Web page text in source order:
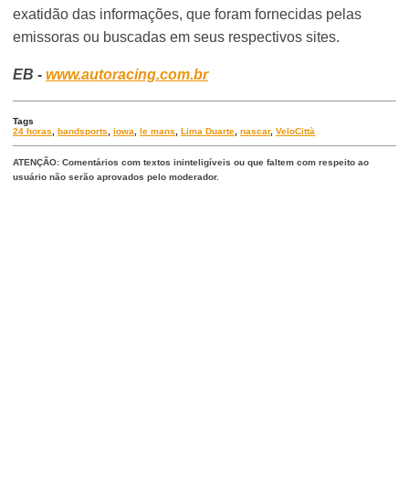
exatidão das informações, que foram fornecidas pelas
emissoras ou buscadas em seus respectivos sites.
EB -www.autoracing.com.br
Tags
24 horas
,bandsports ,iowa ,le mans ,Lima Duarte ,nascar,VeloCittà
ATENÇÃO: Comentários com textos ininteligíveis ou que faltem com respeito ao
usuário não serão aprovados pelo moderador.